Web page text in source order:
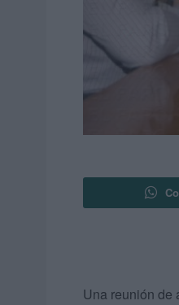
Una reunión de